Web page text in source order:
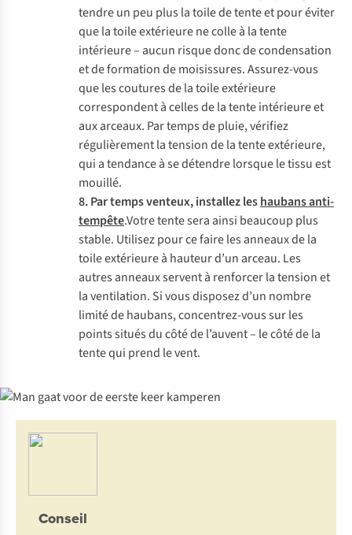
tendre un peu plus la toile de tente et pour éviter
que la toile extérieure ne colle à la tente
intérieure – aucun risque donc de condensation
et de formation de moisissures. Assurez-vous
que les coutures de la toile extérieure
correspondent à celles de la tente intérieure et
aux arceaux. Par temps de pluie, vérifiez
régulièrement la tension de la tente extérieure,
qui a tendance à se détendre lorsque le tissu est
mouillé.
8. Par temps venteux, installez leshaubans anti-
tempête.Votre tente sera ainsi beaucoup plus
stable. Utilisez pour ce faire les anneaux de la
toile extérieure à hauteur d’un arceau. Les
autres anneaux servent à renforcer la tension et
la ventilation. Si vous disposez d’un nombre
limité de haubans, concentrez-vous sur les
points situés du côté de l’auvent – le côté de la
tente qui prend le vent.
Conseil